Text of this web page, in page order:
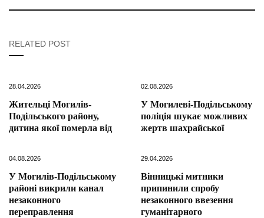
RELATED POST
28.04.2026
Жительці Могилів-
Подільського району,
дитина якої померла від
02.08.2026
У Могилеві-Подільському
поліція шукає можливих
жертв шахрайської
04.08.2026
У Могилів-Подільському
районі викрили канал
незаконного
переправлення
29.04.2026
Вінницькі митники
припинили спробу
незаконного ввезення
гуманітарного